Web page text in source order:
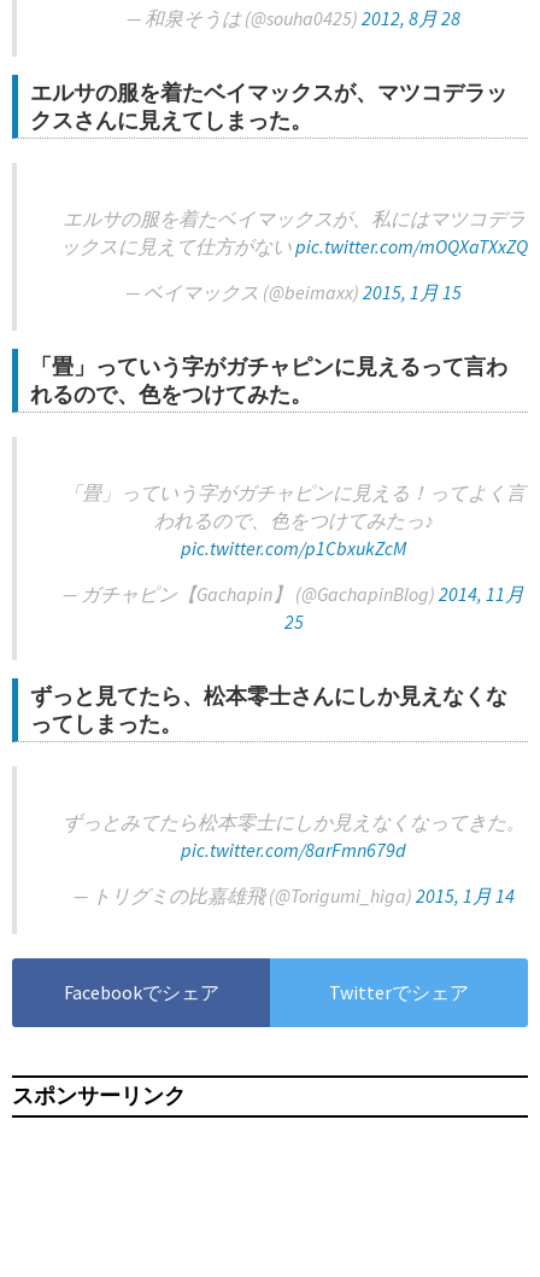
— 和泉そうは (@souha0425) 2012, 8月 28
エルサの服を着たベイマックスが、マツコデラッ
クスさんに見えてしまった。
エルサの服を着たベイマックスが、私にはマツコデラ
ックスに見えて仕方がないpic.twitter.com/mOQXaTXxZQ
— ベイマックス (@beimaxx) 2015, 1月 15
「畳」っていう字がガチャピンに見えるって言わ
れるので、色をつけてみた。
「畳」っていう字がガチャピンに見える！ってよく言
われるので、色をつけてみたっ♪
pic.twitter.com/p1CbxukZcM
— ガチャピン【Gachapin】 (@GachapinBlog) 2014, 11月
25
ずっと見てたら、松本零士さんにしか見えなくな
ってしまった。
ずっとみてたら松本零士にしか見えなくなってきた。
pic.twitter.com/8arFmn679d
— トリグミの比嘉雄飛 (@Torigumi_higa) 2015, 1月 14
Facebookでシェア Twitterでシェア
スポンサーリンク